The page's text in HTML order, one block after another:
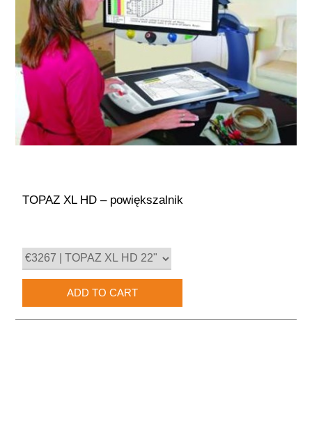
TOPAZ XL HD – powiększalnik